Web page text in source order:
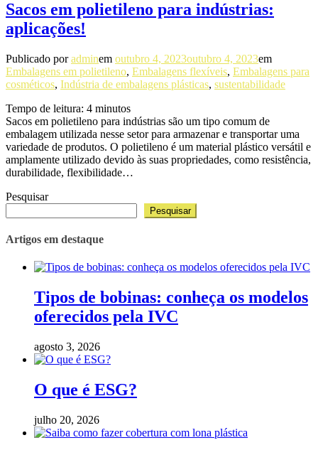
Sacos em polietileno para indústrias:
aplicações!
Publicado poradminem outubro 4, 2023outubro 4, 2023em
Embalagens em polietileno, Embalagens flexíveis, Embalagens para
cosméticos, Indústria de embalagens plásticas, sustentabilidade
Tempo de leitura: 4 minutos
Sacos em polietileno para indústrias são um tipo comum de
embalagem utilizada nesse setor para armazenar e transportar uma
variedade de produtos. O polietileno é um material plástico versátil e
amplamente utilizado devido às suas propriedades, como resistência,
durabilidade, flexibilidade…
Pesquisar
Pesquisar
Artigos em destaque
Tipos de bobinas: conheça os modelos
oferecidos pela IVC
agosto 3, 2026
O que é ESG?
julho 20, 2026